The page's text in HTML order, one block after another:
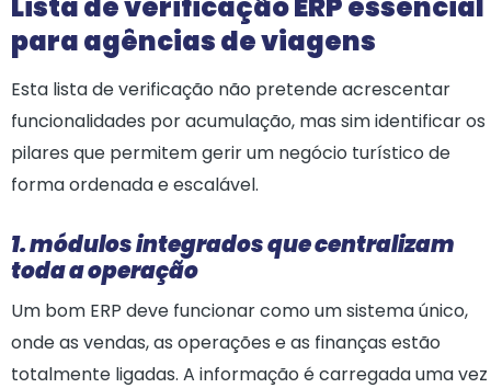
para agências de viagens
Esta lista de verificação não pretende acrescentar
funcionalidades por acumulação, mas sim identificar os
pilares que permitem gerir um negócio turístico de
forma ordenada e escalável.
1. módulos integrados que centralizam
toda a operação
Um bom ERP deve funcionar como um sistema único,
onde as vendas, as operações e as finanças estão
totalmente ligadas. A informação é carregada uma vez